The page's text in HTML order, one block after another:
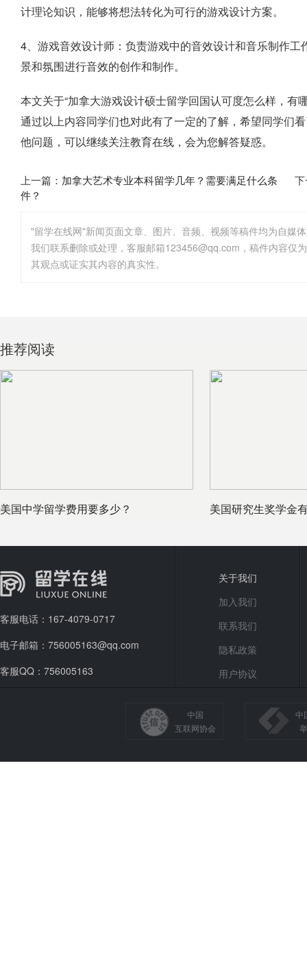
计理论知识，能够将想法转化为可行的游戏设计方案。
4、游戏音效设计师：负责游戏中的音效设计和音乐制作
景和氛围进行音效的创作和制作。
本文关于“加拿大游戏设计硕士留学回国认可度怎么样，
通过以上内容同学们也对此有了一定的了解，希望同学们
他问题，可以继续关注教育在线，会为您解答疑惑。
上一篇： 加拿大艺术专业本科留学几年？需要满足什么条
件？
"留学在线网"新闻页面文章、图片、音频、视频等稿件均为自媒
其观点或证实其内容的真实性。
推荐阅读
美国中学留学费用要多少？ 美国研究生奖学金
客服电话：167-4079-0717
电子邮箱：756005163@qq.com
客服QQ：756005163
关于我们
加入我们
联系我们
隐私政策
用户协议
中国
互联网协会
中